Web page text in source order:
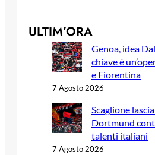
ULTIM’ORA
Genoa, idea
chiave è
e Fiorentina
7 Agosto 2026
Scaglione
Dortmund
talenti italiani
7 Agosto 2026